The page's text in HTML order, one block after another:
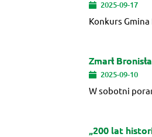
2025-09-17
Konkurs Gmina
Zmarł
2025-09-10
W sobotni
„200 lat